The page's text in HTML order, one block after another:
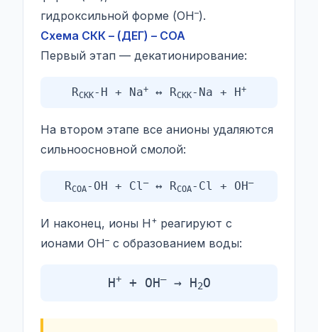
гидроксильной форме (OH–).
Схема СКК – (ДЕГ) – СОА
Первый этап — декатионирование:
RСКК-H + Na+ ↔ RСКК-Na + H+
На втором этапе все анионы удаляются
сильноосновной смолой:
RСОА-OH + Cl–↔ RСОА-Cl + OH–
И наконец, ионы H + реагируют с
ионами OH– с образованием воды:
H++ OH–→ H2O